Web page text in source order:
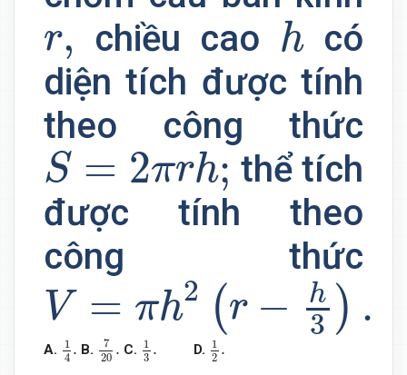
r,
r, chiều cao h
hcó
diện tích được tính
theo công thức
S = 2πrh;
S=2 πrh;
thể tích
được tính theo
công thức
V = πh2 (r − h
3 ) .
V=πh 2( r −h .
A.
1
4 .
1
B.
7
20 .
720
C.
1
3 .
1
D.
1
2 .
1 2.